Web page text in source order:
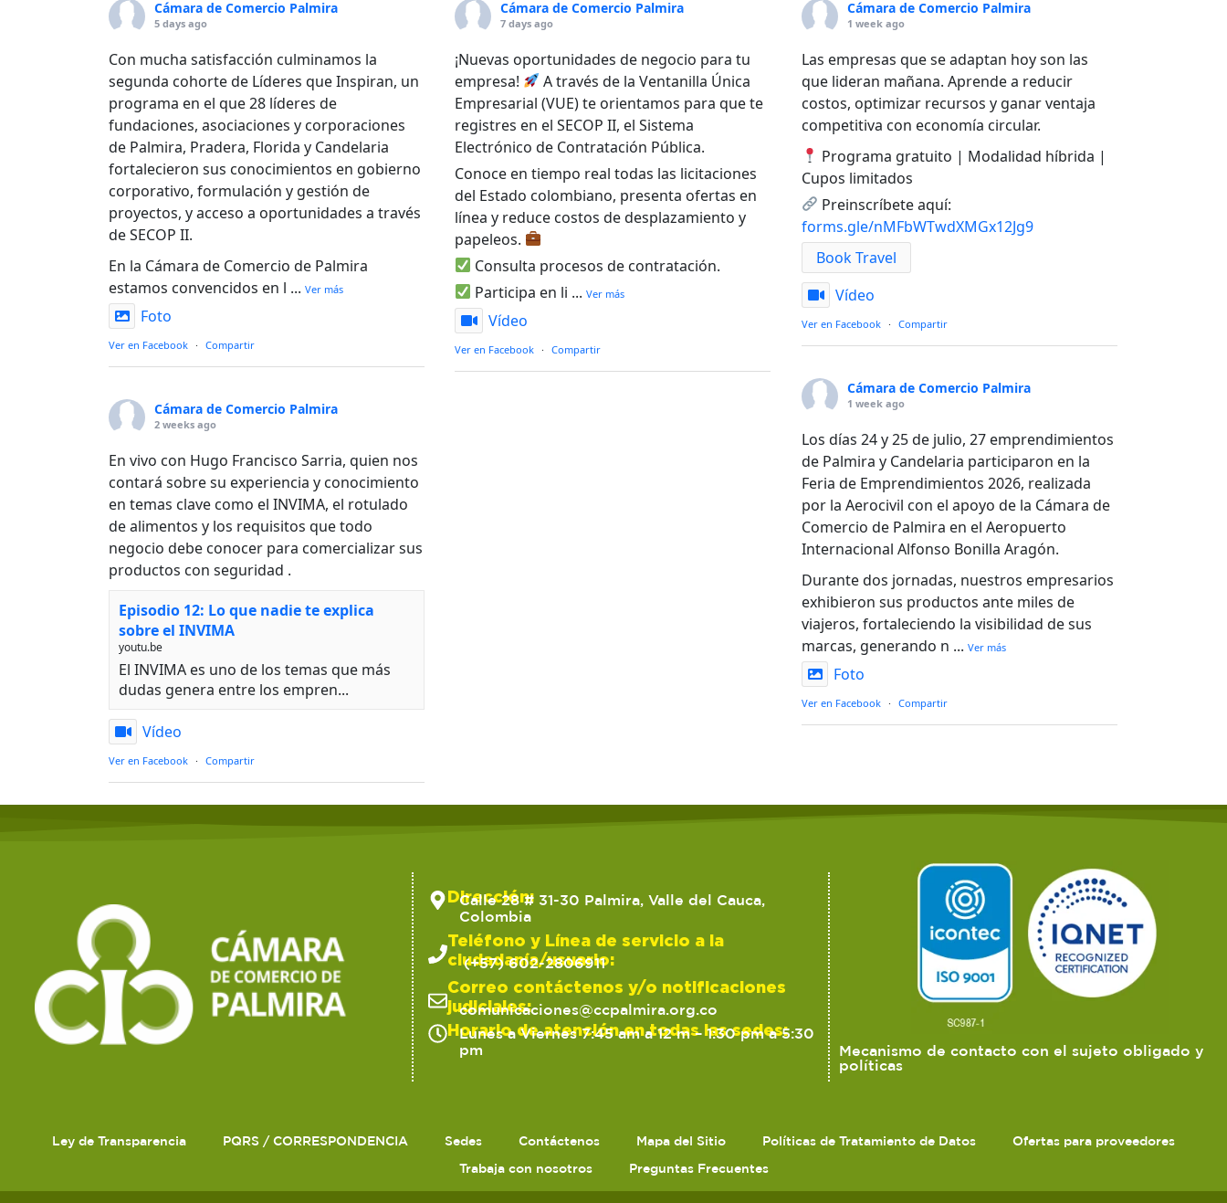
Cámara de Comercio Palmira
5 days ago
Con mucha satisfacción culminamos la
segunda cohorte de Líderes que Inspiran, un
programa en el que 28 líderes de
fundaciones, asociaciones y corporaciones
de Palmira, Pradera, Florida y Candelaria
fortalecieron sus conocimientos en gobierno
corporativo, formulación y gestión de
proyectos, y acceso a oportunidades a través
de SECOP II.
En la Cámara de Comercio de Palmira
estamos convencidos en l ...Ver más
Foto
Ver en Facebook · Compartir
Cámara de Comercio Palmira
7 days ago
¡Nuevas oportunidades de negocio para tu
empresa!
A través de la Ventanilla Única
Empresarial (VUE) te orientamos para que te
registres en el SECOP II, el Sistema
Electrónico de Contratación Pública.
Conoce en tiempo real todas las licitaciones
del Estado colombiano, presenta ofertas en
línea y reduce costos de desplazamiento y
papeleos.
Consulta procesos de contratación.
Participa en li ...Ver más
Vídeo
Ver en Facebook · Compartir
Cámara de Comercio Palmira
1 week ago
Las empresas que se adaptan hoy son las
que lideran mañana. Aprende a reducir
costos, optimizar recursos y ganar ventaja
competitiva con economía circular.
Programa gratuito | Modalidad híbrida |
Cupos limitados
Preinscríbete aquí:
forms.gle/nMFbWTwdXMGx12Jg9
Book Travel
Vídeo
Ver en Facebook · Compartir
Cámara de Comercio Palmira
1 week ago
Los días 24 y 25 de julio, 27 emprendimientos
de Palmira y Candelaria participaron en la
Feria de Emprendimientos 2026, realizada
por la Aerocivil con el apoyo de la Cámara de
Comercio de Palmira en el Aeropuerto
Internacional Alfonso Bonilla Aragón.
Durante dos jornadas, nuestros empresarios
exhibieron sus productos ante miles de
viajeros, fortaleciendo la visibilidad de sus
marcas, generando n ...Ver más
Foto
Ver en Facebook · Compartir
Cámara de Comercio Palmira
2 weeks ago
En vivo con Hugo Francisco Sarria, quien nos
contará sobre su experiencia y conocimiento
en temas clave como el INVIMA, el rotulado
de alimentos y los requisitos que todo
negocio debe conocer para comercializar sus
productos con seguridad .
Episodio 12: Lo que nadie te explica
sobre el INVIMA
youtu.be
El INVIMA es uno de los temas que más
dudas genera entre los empren...
Vídeo
Ver en Facebook · Compartir
Dirección:
Calle 28 # 31-30 Palmira, Valle del Cauca,
Colombia
Teléfono y Línea de servicio a la
ciudadanía/usuario:
(+57) 602-2806911
Correo contáctenos y/o notificaciones
judiciales:
comunicaciones@ccpalmira.org.co
Horario de atención en todas las sedes:
Lunes a Viernes 7:45 am a 12 m – 1:30 pm a 5:30
pm
Mecanismo de contacto con el sujeto obligado y
políticas
Ley de Transparencia PQRS / CORRESPONDENCIA Sedes Contáctenos Mapa del Sitio Políticas de Tratamiento de Datos
Ofertas para proveedores
Trabaja con nosotros
Preguntas Frecuentes